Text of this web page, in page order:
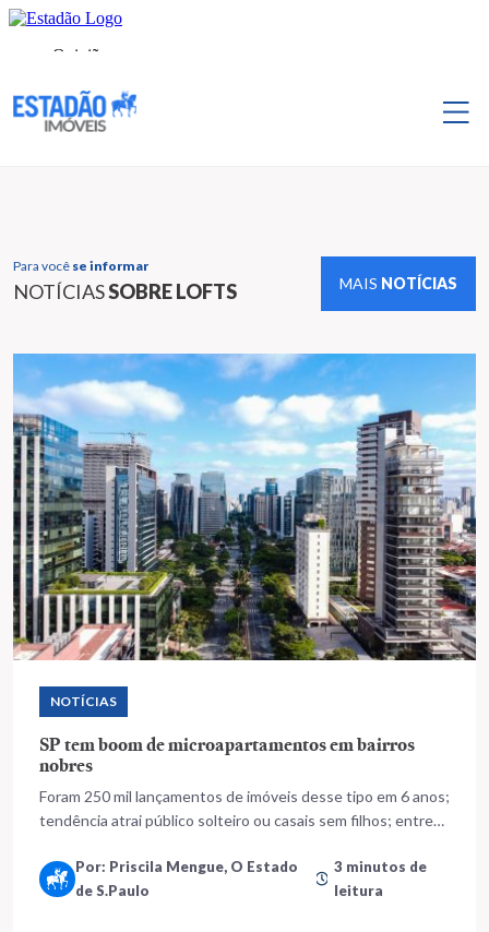
Para você se informar
NOTÍCIASSOBRE LOFTS MAIS NOTÍCIAS
NOTÍCIAS
SP tem boom de microapartamentos em bairros
nobres
Foram 250 mil lançamentos de imóveis desse tipo em 6 anos;
tendência atrai público solteiro ou casais sem filhos; entre
aposta-se em compactos para redistribuir vagas de garagem
Por: Priscila Mengue, O Estado
de S.Paulo
3 minutos de
leitura